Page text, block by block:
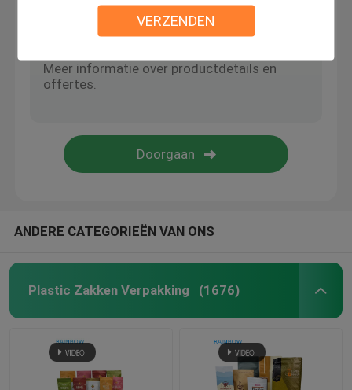
VERZENDEN
Krimp Kokeretiketten
De Zakken van de greepverbinding
De Zakken van de bodemhoekplaat
Kaart blisterverpakking
ANDERE CATEGORIEËN VAN ONS
Plastic Zakken Verpakking (1676)